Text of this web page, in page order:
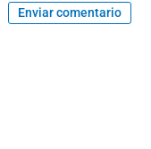
Enviar comentario